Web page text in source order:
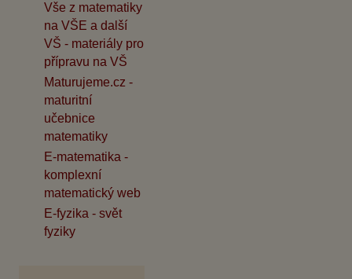
Vše z matematiky
na VŠE a další
VŠ - materiály pro
přípravu na VŠ
Maturujeme.cz -
maturitní
učebnice
matematiky
E-matematika -
komplexní
matematický web
E-fyzika - svět
fyziky